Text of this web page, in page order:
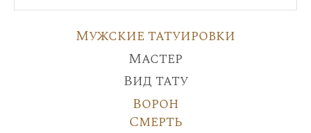
Мужские татуировки
Мастер
Вид тату
Ворон
Смерть